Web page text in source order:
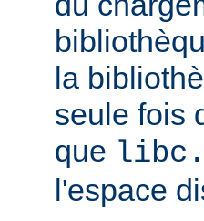
la
seule fois
que
l'espace